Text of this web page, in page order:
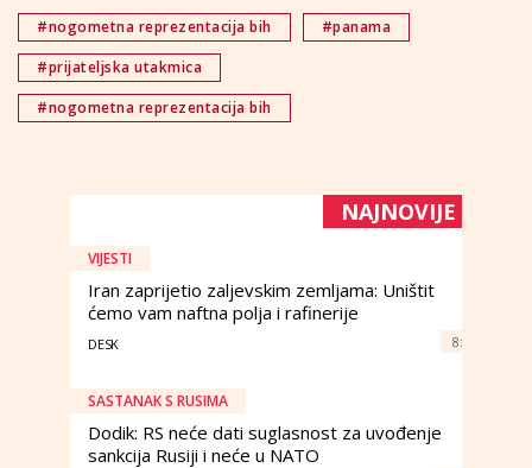
#nogometna reprezentacija bih
#panama
#prijateljska utakmica
#nogometna reprezentacija bih
NAJNOVIJE
VIJESTI
Iran zaprijetio zaljevskim zemljama: Uništit
ćemo vam naftna polja i rafinerije
DESK 8:
SASTANAK S RUSIMA
Dodik: RS neće dati suglasnost za uvođenje
sankcija Rusiji i neće u NATO